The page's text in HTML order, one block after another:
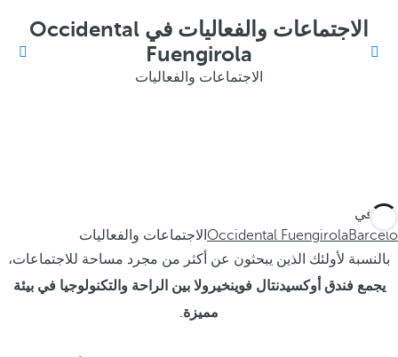
الاجتماعات والفعاليات في Occidental
Fuengirola
الاجتماعات والفعاليات
أنت في
Barceló
Occidental Fuengirola الاجتماعات والفعاليات
بالنسبة لأولئك الذين يبحثون عن أكثر من مجرد مساحة للاجتماعات،
يجمع فندق أوكسيدنتال فوينخيرولا بين الراحة والتكنولوجيا في بيئة
مميزة.